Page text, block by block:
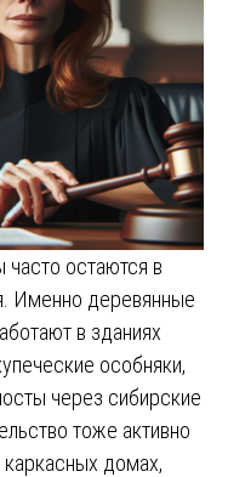
остаются в
Именно деревянные
в зданиях
особняки,
через сибирские
тоже активно
домах,